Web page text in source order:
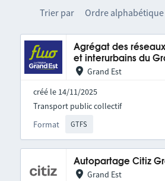
Trier par Ordre alphabétique
Agrégat des
et interurbains du
Grand Est
créé le 14/11/2025
Format GTFS
Transport public collectif
Autopartage Citiz
Grand Est